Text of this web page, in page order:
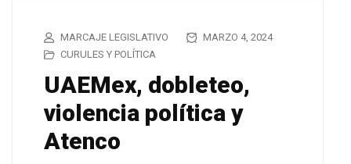
MARCAJE LEGISLATIVO
MARZO 4, 2024
CURULES Y POLÍTICA
UAEMex, dobleteo,
violencia política y
Atenco